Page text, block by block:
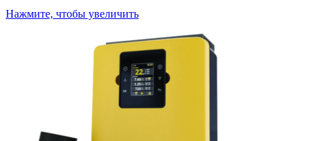
Нажмите, чтобы увеличить